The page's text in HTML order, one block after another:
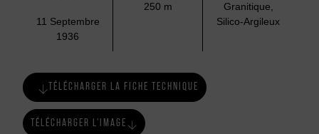
11 Septembre
1936
250 m
Granitique,
Silico-Argileux
TÉLÉCHARGER LA FICHE TECHNIQUE
TÉLÉCHARGER L'IMAGE